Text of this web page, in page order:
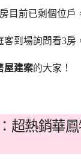
目前已剩個位戶
到場詢問看3房
屋建案的大家！
超熱銷華